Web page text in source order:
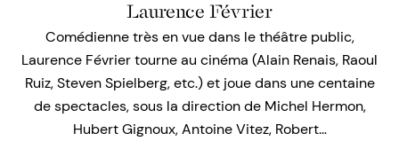
Laurence Février
Comédienne très en vue dans le théâtre public,
Laurence Février tourne au cinéma (Alain Renais, Raoul
Ruiz, Steven Spielberg, etc.) et joue dans une centaine
de spectacles, sous la direction de Michel Hermon,
Hubert Gignoux, Antoine Vitez, Robert…